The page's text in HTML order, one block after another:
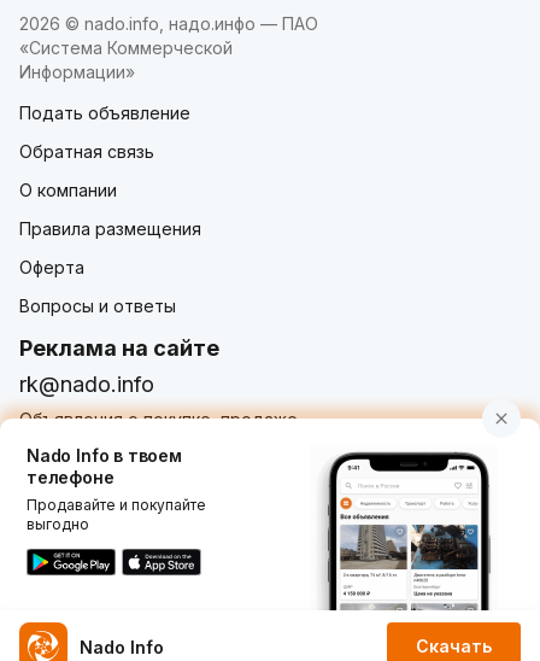
2026 © nado.info, надо.инфо — ПАО
«Система Коммерческой
Информации»
Подать объявление
Обратная связь
О компании
Правила размещения
Оферта
Вопросы и ответы
Реклама на сайте
rk@nado.info
Объявления о покупке, продаже,
услугах от частных лиц и организаций
Использование nado.info, в том числе и размещение
объявлений на сайте означает принятие условий
nado.info. Оплачивая
оферту о заключении
договора оказания платных услуг
Nado Info в твоем
телефоне
Продавайте и покупайте
выгодно
Nado Info Скачать